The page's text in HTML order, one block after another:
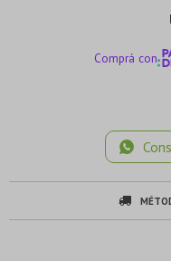
Comprá con